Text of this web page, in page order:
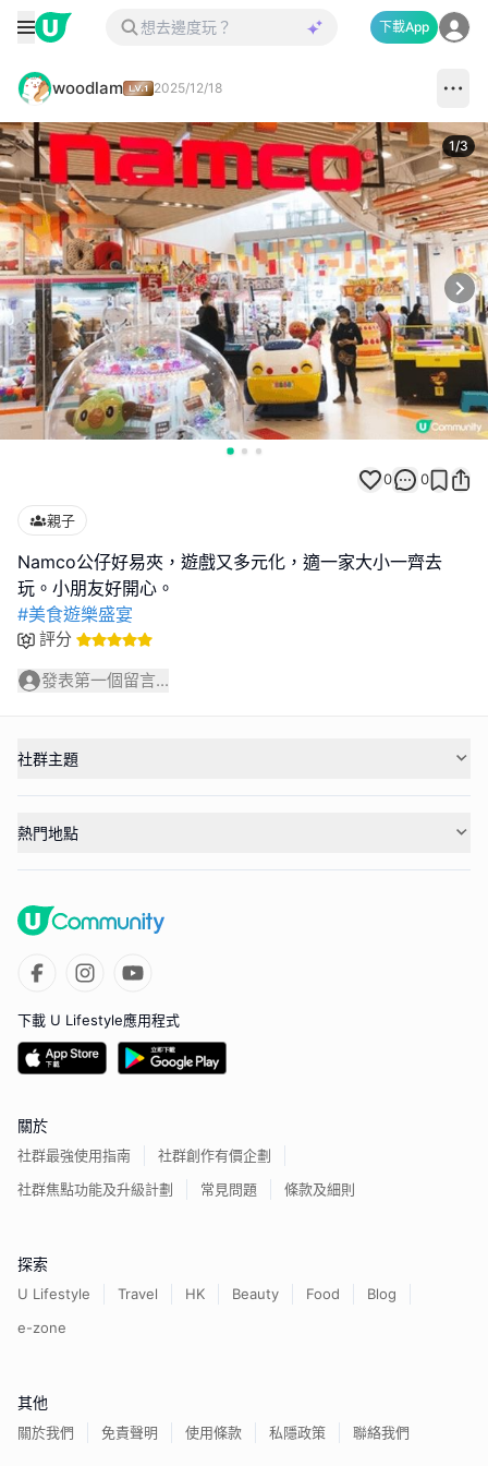
下載App
woodlam 2025/12/18
1/3
0 0
親子
Namco公仔好易夾，遊戲又多元化，適一家大小一齊去
#美食遊樂盛宴
評分
發表第一個留言...
社群主題
熱門地點
下載 U Lifestyle應用程式
關於
社群最強使用指南
社群創作有價企劃
社群焦點功能及升級計劃
常見問題 條款及細則
探索
U Lifestyle Travel HK Beauty Food
Blog
e-zone
其他
關於我們 免責聲明 使用條款 私隱政策 聯絡我們